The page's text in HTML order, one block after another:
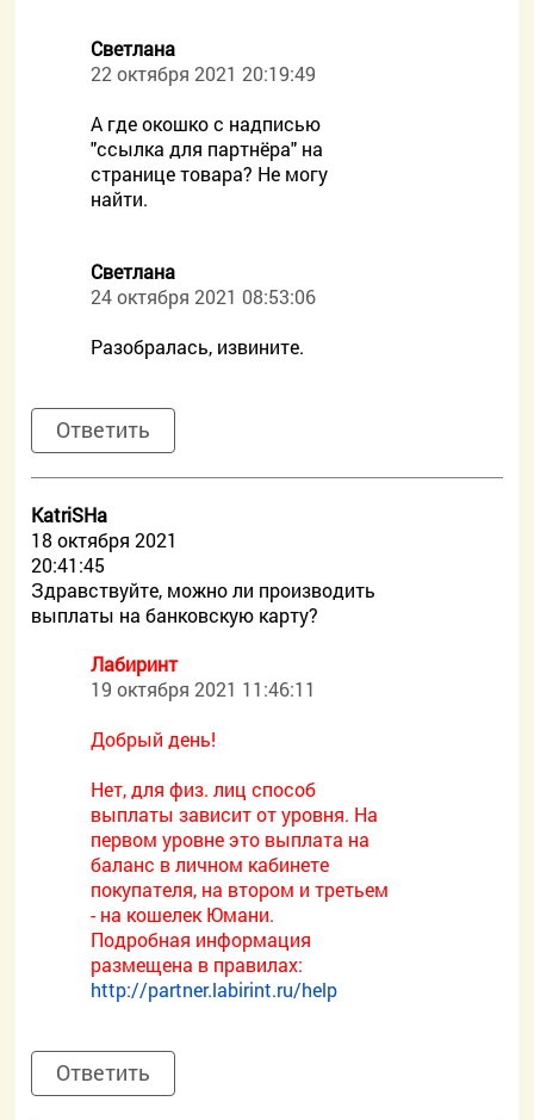
Светлана
22 октября 2021 20:19:49
А где окошко с надписью
"ссылка для партнёра" на
странице товара? Не могу
найти.
Светлана
24 октября 2021 08:53:06
Разобралась, извините.
Ответить
KatriSHa
18 октября 2021
20:41:45
Здравствуйте, можно ли производить
выплаты на банковскую карту?
Лабиринт
19 октября 2021 11:46:11
Добрый день!
Нет, для физ. лиц способ
выплаты зависит от уровня. На
первом уровне это выплата на
баланс в личном кабинете
покупателя, на втором и третьем
- на кошелек Юмани.
Подробная информация
размещена в правилах:
http://partner.labirint.ru/help
Ответить